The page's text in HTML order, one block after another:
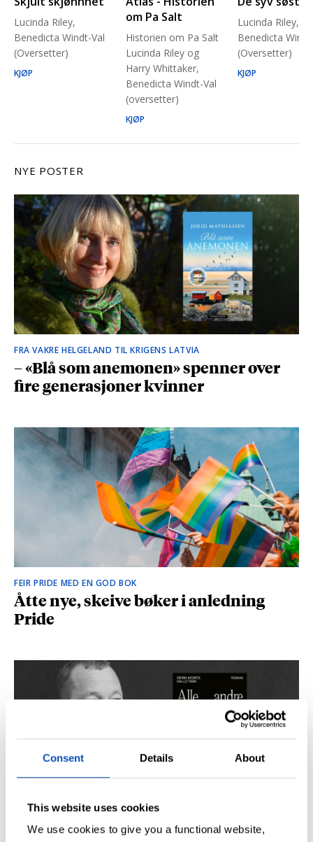
Consent Details About
This website uses cookies
We use cookies to give you a functional website,
Lucinda Riley,
Benedicta Windt-Val
(Oversetter)
KJØP
om Pa Salt
Historien om Pa Salt
Lucinda Riley og
Harry Whittaker,
Benedicta Windt-Val
(oversetter)
KJØP
Lucinda Riley,
Benedicta
(Oversetter)
KJØP
NYE POSTER
FRA VAKRE HELGELAND TIL KRIGENS LATVIA
– «Blå som anemonen» spenner over
fire generasjoner kvinner
FEIR PRIDE MED EN GOD BOK
Åtte nye, skeive bøker i anledning
Pride
SÅ DU NRK-DOKUMENTAREN «AGENTEN»?
Didrik M. Hallstrøm: – Alt det med CIA